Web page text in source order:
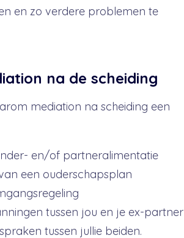
en zo verdere problemen te
na de scheiding
mediation na scheiding een
en/of partneralimentatie
een ouderschapsplan
tussen jou en je ex-partner
tussen jullie beiden.